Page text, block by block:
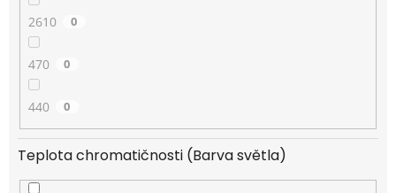
2610 0
470 0
440 0
Teplota chromatičnosti (Barva světla)